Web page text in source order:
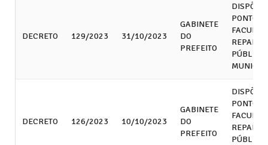
DECRETO 129/2023 31/10/2023
GABINETE
DO
PREFEITO
DISPÕE
PONTO
DECRETO 126/2023 10/10/2023
GABINETE
DO
PREFEITO
DISPÕE
PONTO